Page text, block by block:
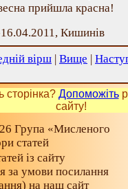
прийшла красна!
Кишинів
вірш | Вище |
Допоможіть
сайту!
Група «Мисленого
статей
із сайту
за умови посилання
на наш сайт